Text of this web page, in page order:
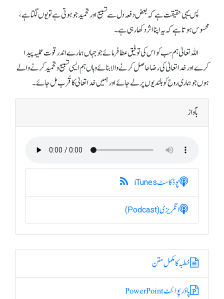
پس یہی حقیقت ہے کہ بعض دفعہ دل سے تسبیح اور تحمید جو ہوتی ہے تو یوں لگتا ہے،
محسوس ہوتا ہے کہ یہ اپنا اثر دکھا رہی ہے۔
اللہ تعالیٰ ہم سب کو اس کی توفیق عطا فرمائے جو جہاں ہمارے اندر قوت عملیہ پیدا
کرے اور خدا تعالیٰ کی رضا حاصل کرنے والا بنائے وہاں ہم ایسی تسبیح و تحمید کرنے والے
ہوں جو ہماری روح کو بلندیوں پر لے جائے اور ہمیں خدا تعالیٰ کا قُرب مل جائے۔
بآواز
پوڈکاسٹiTunes
انگریزی(Podcast)
خطبہ کا مکمل متن
پاؤر پوائنٹ PowerPoint